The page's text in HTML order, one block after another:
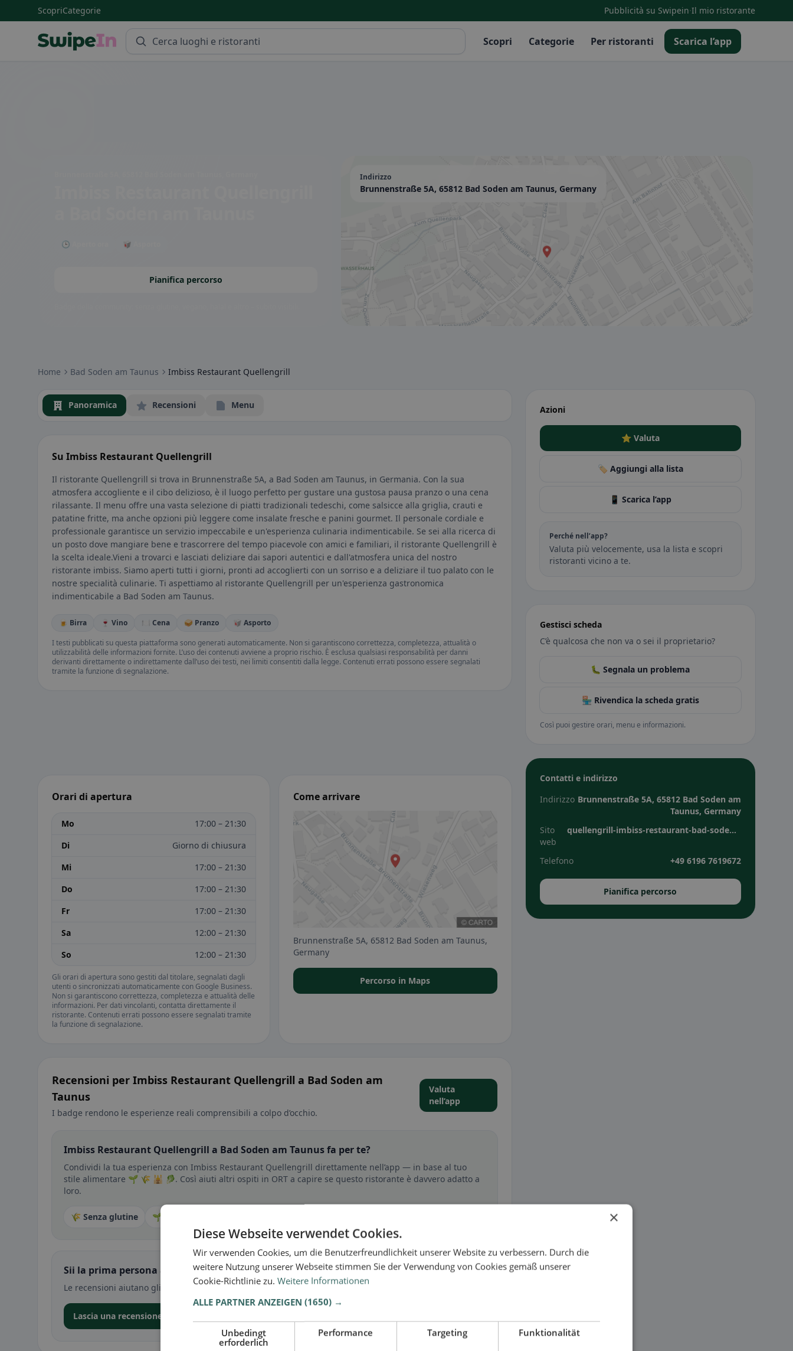
ScopriCategorie Pubblicità su Swipein·Il mio ristorante
Scopri Categorie Per ristoranti Scarica l’app
🕒 Aperto ora 🥡 Asporto
Pianifica percorso
Indirizzo
Brunnenstraße 5A, 65812 Bad Soden am Taunus, Germany
Home Bad Soden am Taunus Imbiss Restaurant Quellengrill
Panoramica Recensioni Menu
Su Imbiss Restaurant Quellengrill
Il ristorante Quellengrill si trova in Brunnenstraße 5A, a Bad Soden am Taunus, in Germania. Con la sua
atmosfera accogliente e il cibo delizioso, è il luogo perfetto per gustare una gustosa pausa pranzo o una cena
rilassante. Il menu offre una vasta selezione di piatti tradizionali tedeschi, come salsicce alla griglia, crauti e
patatine fritte, ma anche opzioni più leggere come insalate fresche e panini gourmet. Il personale cordiale e
professionale garantisce un servizio impeccabile e un'esperienza culinaria indimenticabile. Se sei alla ricerca di
un posto dove mangiare bene e trascorrere del tempo piacevole con amici e familiari, il ristorante Quellengrill è
la scelta ideale.Vieni a trovarci e lasciati deliziare dai sapori autentici e dall'atmosfera unica del nostro
ristorante imbiss. Siamo aperti tutti i giorni, pronti ad accoglierti con un sorriso e a deliziare il tuo palato con le
nostre specialità culinarie. Ti aspettiamo al ristorante Quellengrill per un'esperienza gastronomica
indimenticabile a Bad Soden am Taunus.
🍺 Birra 🍷 Vino 🍽️ Cena 🥪 Pranzo
🥡 Asporto
I testi pubblicati su questa piattaforma sono generati automaticamente. Non si garantiscono correttezza, completezza, attualità o
utilizzabilità delle informazioni fornite. L’uso dei contenuti avviene a proprio rischio. È esclusa qualsiasi responsabilità per danni
derivanti direttamente o indirettamente dall’uso dei testi, nei limiti consentiti dalla legge. Contenuti errati possono essere segnalati
tramite la funzione di segnalazione.
Orari di apertura
Mo
17:00 – 21:30
Di
Giorno di chiusura
Mi
17:00 – 21:30
Do
17:00 – 21:30
Fr
17:00 – 21:30
Sa
12:00 – 21:30
So
12:00 – 21:30
Gli orari di apertura sono gestiti dal titolare, segnalati dagli
utenti o sincronizzati automaticamente con Google Business.
Non si garantiscono correttezza, completezza e attualità delle
informazioni. Per dati vincolanti, contatta direttamente il
ristorante. Contenuti errati possono essere segnalati tramite
la funzione di segnalazione.
Come arrivare
Brunnenstraße 5A, 65812 Bad Soden am Taunus,
Germany
Percorso in Maps
Recensioni per Imbiss Restaurant Quellengrill a Bad Soden am
Taunus
I badge rendono le esperienze reali comprensibili a colpo d’occhio.
Valuta
nell’app
Imbiss Restaurant Quellengrill a Bad Soden am Taunus fa per te?
Condividi la tua esperienza con Imbiss Restaurant Quellengrill direttamente nell’app — in base al tuo
stile alimentare 🌱 🌾 🕌 🥬. Così aiuti altri ospiti in ORT a capire se questo ristorante è davvero adatto a
loro.
🌾 Senza glutine 🌱 Vegano
Sii la prima persona a condividere la tua esperienza
Le recensioni aiutano gli altri a decidere — soprattutto per senza glutine, vegano, vegetariano o halal.
Lascia una recensione nell’app
Azioni
⭐ Valuta
🏷️ Aggiungi alla lista
📱 Scarica l’app
Perché nell’app?
Valuta più velocemente, usa la lista e scopri
ristoranti vicino a te.
Gestisci scheda
C’è qualcosa che non va o sei il proprietario?
🐛 Segnala un problema
🏪 Rivendica la scheda gratis
Così puoi gestire orari, menu e informazioni.
Contatti e indirizzo
Indirizzo Brunnenstraße 5A, 65812 Bad Soden am
Taunus, Germany
Sito
web
quellengrill-imbiss-restaurant-bad-soden.eatbu.com
Telefono +49 6196 7619672
Pianifica percorso
×
Diese Webseite verwendet Cookies.
Wir verwenden Cookies, um die Benutzerfreundlichkeit unserer Website zu verbessern. Durch die
weitere Nutzung unserer Webseite stimmen Sie der Verwendung von Cookies gemäß unserer
Cookie-Richtlinie zu. Weitere Informationen
ALLE PARTNER ANZEIGEN (1650) →
Unbedingt
erforderlich
Performance Targeting Funktionalität